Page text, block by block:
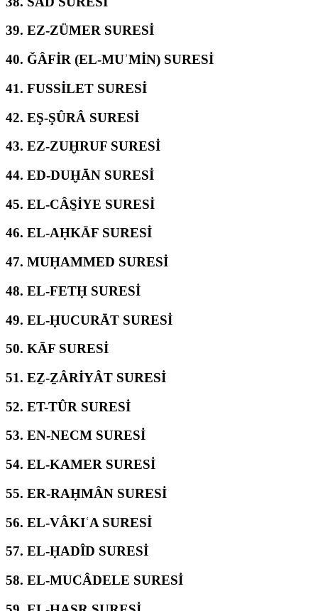
39. EZ-ZÜMER SURESİ
40. ĞÂFİR (EL-MUʾMİN) SURESİ
41. FUSSİLET SURESİ
42. EŞ-ŞÛRÂ SURESİ
43. EZ-ZUḪRUF SURESİ
44. ED-DUḪĀN SURESİ
45. EL-CÂS̱İYE SURESİ
46. EL-AḤKĀF SURESİ
47. MUḤAMMED SURESİ
48. EL-FETḤ SURESİ
49. EL-ḤUCURĀT SURESİ
50. KĀF SURESİ
51. EẔ-ẔÂRİYÂT SURESİ
52. ET-TÛR SURESİ
53. EN-NECM SURESİ
54. EL-KAMER SURESİ
55. ER-RAḤMÂN SURESİ
56. EL-VÂKIʿA SURESİ
57. EL-ḤADÎD SURESİ
58. EL-MUCÂDELE SURESİ